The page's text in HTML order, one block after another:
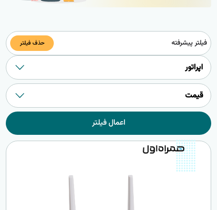
فیلتر پیشرفته حذف فیلتر
اپراتور
قیمت
اعمال فیلتر